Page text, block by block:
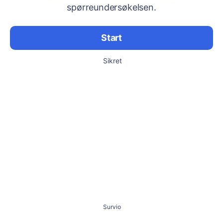
spørreundersøkelsen.
Start
Sikret
Survio